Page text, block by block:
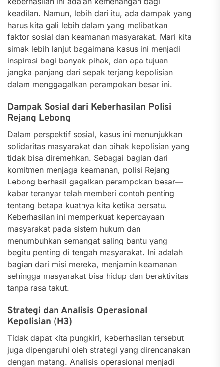
keadilan. Namun, lebih dari itu, ada dampak yang
harus kita gali lebih dalam yang melibatkan
faktor sosial dan keamanan masyarakat. Mari kita
simak lebih lanjut bagaimana kasus ini menjadi
inspirasi bagi banyak pihak, dan apa tujuan
jangka panjang dari sepak terjang kepolisian
dalam menggagalkan perampokan besar ini.
Dampak Sosial dari Keberhasilan Polisi
Rejang Lebong
Dalam perspektif sosial, kasus ini menunjukkan
solidaritas masyarakat dan pihak kepolisian yang
tidak bisa diremehkan. Sebagai bagian dari
komitmen menjaga keamanan, polisi Rejang
Lebong berhasil gagalkan perampokan besar—
kabar teranyar telah memberi contoh penting
tentang betapa kuatnya kita ketika bersatu.
Keberhasilan ini memperkuat kepercayaan
masyarakat pada sistem hukum dan
menumbuhkan semangat saling bantu yang
begitu penting di tengah masyarakat. Ini adalah
bagian dari misi mereka, menjamin keamanan
sehingga masyarakat bisa hidup dan beraktivitas
tanpa rasa takut.
Strategi dan Analisis Operasional
Kepolisian (H3)
Tidak dapat kita pungkiri, keberhasilan tersebut
juga dipengaruhi oleh strategi yang direncanakan
dengan matang. Analisis operasional menjadi